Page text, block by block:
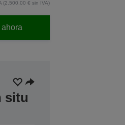
(2.500,00 € sin IVA)
situ